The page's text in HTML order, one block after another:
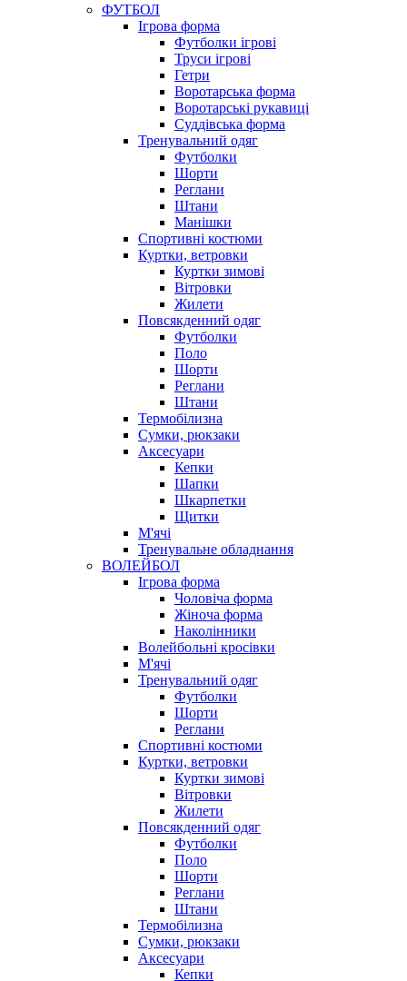
ФУТБОЛ
Ігрова форма
Футболки ігрові
Труси ігрові
Гетри
Воротарська форма
Воротарські рукавиці
Суддівська форма
Тренувальний одяг
Футболки
Шорти
Реглани
Штани
Манішки
Спортивні костюми
Куртки, ветровки
Куртки зимові
Вітровки
Жилети
Повсякденний одяг
Футболки
Поло
Шорти
Реглани
Штани
Термобілизна
Сумки, рюкзаки
Аксесуари
Кепки
Шапки
Шкарпетки
Щитки
М'ячі
Тренувальне обладнання
ВОЛЕЙБОЛ
Ігрова форма
Чоловіча форма
Жіноча форма
Наколінники
Волейбольні кросівки
М'ячі
Тренувальний одяг
Футболки
Шорти
Реглани
Спортивні костюми
Куртки, ветровки
Куртки зимові
Вітровки
Жилети
Повсякденний одяг
Футболки
Поло
Шорти
Реглани
Штани
Термобілизна
Сумки, рюкзаки
Аксесуари
Кепки